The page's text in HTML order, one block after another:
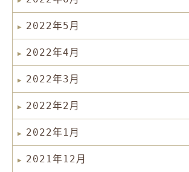
2022年5月
2022年4月
2022年3月
2022年2月
2022年1月
2021年12月